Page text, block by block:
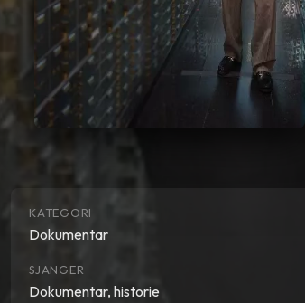
KATEGORI
Dokumentar
SJANGER
Dokumentar, historie